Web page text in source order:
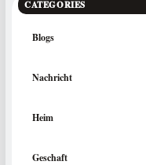
CATEGORIES
Blogs
Nachricht
Heim
Geschaft